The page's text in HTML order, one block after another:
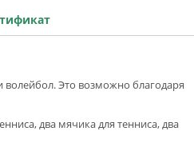
волейбол. Это возможно благодаря
два мячика для тенниса, два